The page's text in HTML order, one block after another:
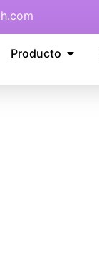
Producto